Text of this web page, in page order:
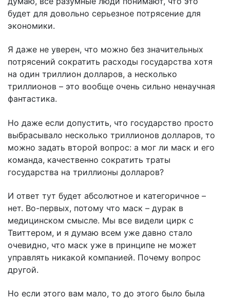
будет для довольно серьезное потрясение для
экономики.
Я даже не уверен, что можно без значительных
потрясений сократить расходы государства хотя
на один триллион долларов, а несколько
триллионов – это вообще очень сильно ненаучная
фантастика.
Но даже если допустить, что государство просто
выбрасывало несколько триллионов долларов, то
можно задать второй вопрос: а мог ли маск и его
команда, качественно сократить траты
государства на триллионы долларов?
И ответ тут будет абсолютное и категоричное –
нет. Во-первых, потому что маск – дурак в
медицинском смысле. Мы все видели цирк с
Твиттером, и я думаю всем уже давно стало
очевидно, что маск уже в принципе не может
управлять никакой компанией. Почему вопрос
другой.
Но если этого вам мало, то до этого было была